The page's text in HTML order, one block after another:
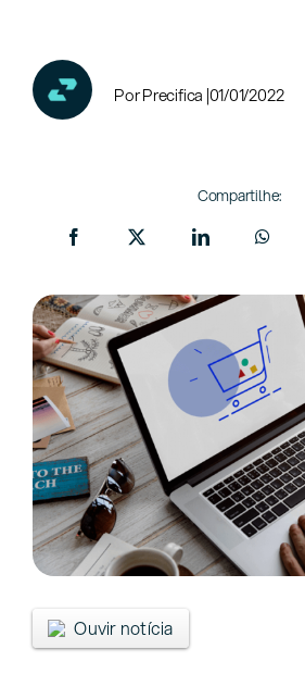
A Precifica
Por Precifica |01/01/2022
Compartilhe:
Ouvir notícia